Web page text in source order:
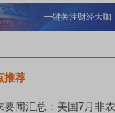
一键关注财经大咖
推荐
要闻汇总：美国7月非